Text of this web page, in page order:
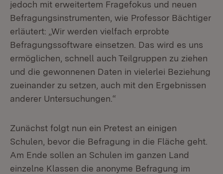
jedoch mit erweitertem Fragefokus und neuen
Befragungsinstrumenten, wie Professor Bächtiger
erläutert: „Wir werden vielfach erprobte
Befragungssoftware einsetzen. Das wird es uns
ermöglichen, schnell auch Teilgruppen zu ziehen
und die gewonnenen Daten in vielerlei Beziehung
zueinander zu setzen, auch mit den Ergebnissen
anderer Untersuchungen.“
Zunächst folgt nun ein Pretest an einigen
Schulen, bevor die Befragung in die Fläche geht.
Am Ende sollen an Schulen im ganzen Land
einzelne Klassen die anonyme Befragung im